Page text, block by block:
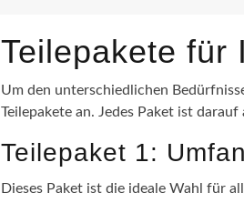
Teilepakete für
Um den unterschiedlichen
Teilepakete an. Jedes Paket ist
Teilepaket 1:
Dieses Paket ist die ideale Wahl für